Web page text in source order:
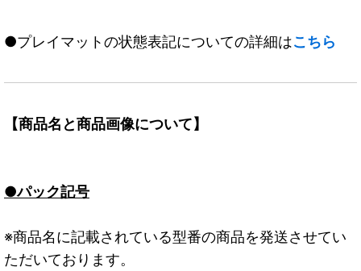
●プレイマットの状態表記についての詳細はこちら
【商品名と商品画像について】
●パック記号
※商品名に記載されている型番の商品を発送させてい
ただいております。